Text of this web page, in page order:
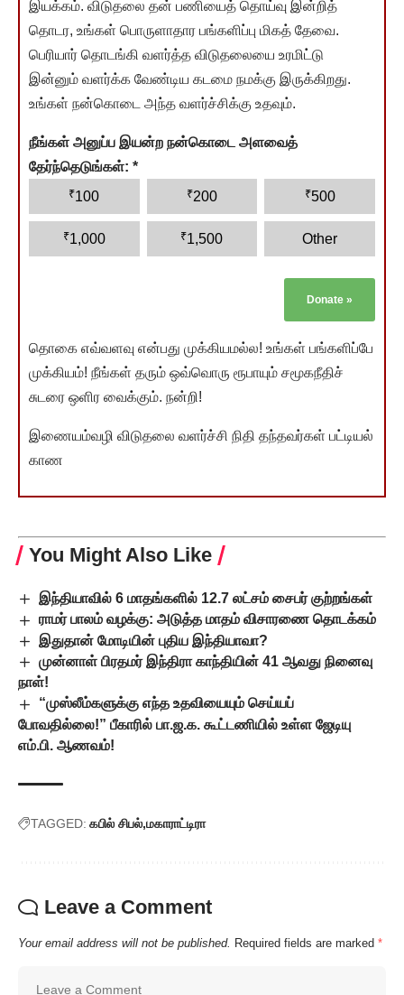
இயக்கம். விடுதலை தன் பணியைத் தொய்வு இன்றித்
தொடர, உங்கள் பொருளாதார பங்களிப்பு மிகத் தேவை.
பெரியார் தொடங்கி வளர்த்த விடுதலையை உரமிட்டு
இன்னும் வளர்க்க வேண்டிய கடமை நமக்கு இருக்கிறது.
உங்கள் நன்கொடை அந்த வளர்ச்சிக்கு உதவும்.
நீங்கள் அனுப்ப இயன்ற நன்கொடை அளவைத்
தேர்ந்தெடுங்கள்: *
₹100 ₹200 ₹500
₹1,000 ₹1,500 Other
Donate »
தொகை எவ்வளவு என்பது முக்கியமல்ல! உங்கள் பங்களிப்பே
முக்கியம்! நீங்கள் தரும் ஒவ்வொரு ரூபாயும் சமூகநீதிச்
சுடரை ஒளிர வைக்கும். நன்றி!
இணையம்வழி விடுதலை வளர்ச்சி நிதி தந்தவர்கள் பட்டியல்
காண
You Might Also Like
இந்தியாவில் 6 மாதங்களில் 12.7 லட்சம் சைபர் குற்றங்கள்
ராமர் பாலம் வழக்கு: அடுத்த மாதம் விசாரணை தொடக்கம்
இதுதான் மோடியின் புதிய இந்தியாவா?
முன்னாள் பிரதமர் இந்திரா காந்தியின் 41 ஆவது நினைவு
நாள்!
“முஸ்லீம்களுக்கு எந்த உதவியையும் செய்யப்
போவதில்லை!” பீகாரில் பா.ஜ.க. கூட்டணியில் உள்ள ஜேடியு
எம்.பி. ஆணவம்!
TAGGED: கபில் சிபல் மகாராட்டிரா
Leave a Comment
Your email address will not be published. Required fields are marked *